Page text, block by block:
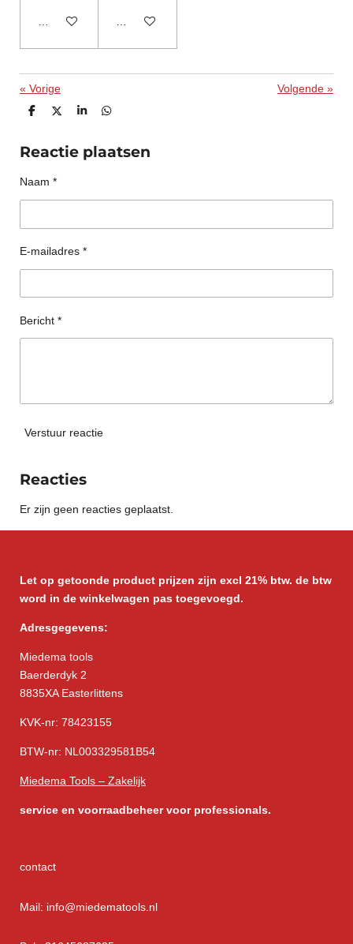
In winkelwagen Houd mij op de hoogte
« Vorige Volgende »
D
e
n
D
l
S
r
e
D
e
n
Reactie plaatsen
Naam *
E-mailadres *
Bericht *
Verstuur reactie
Reacties
Er zijn geen reacties geplaatst.
Let op getoonde product prijzen zijn excl 21% btw. de btw
word in de winkelwagen pas toegevoegd.
Adresgegevens:
Miedema tools
Baerderdyk 2
8835XA Easterlittens
KVK-nr: 78423155
BTW-nr: NL003329581B54
Miedema Tools – Zakelijk
service en voorraadbeheer voor professionals.
contact
Mail: info@miedematools.nl